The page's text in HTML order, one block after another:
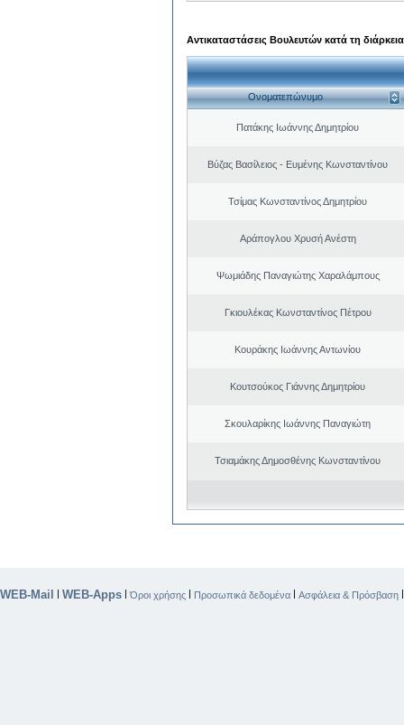
Αντικαταστάσεις Βουλευτών κατά τη
Ονοματεπώνυμο
Πατάκης Ιωάννης Δημητρίου
Βύζας Βασίλειος - Ευμένης Κωνσταντίνου
Τσίμας Κωνσταντίνος Δημητρίου
Αράπογλου Χρυσή Ανέστη
Ψωμιάδης Παναγιώτης Χαραλάμπους
Γκιουλέκας Κωνσταντίνος Πέτρου
Κουράκης Ιωάννης Αντωνίου
Κουτσούκος Γιάννης Δημητρίου
Σκουλαρίκης Ιωάννης Παναγιώτη
Τσιαμάκης Δημοσθένης Κωνσταντίνου
WEB-Mail | WEB-Apps |Όροι χρήσης | Προσωπικά δεδομένα | Ασφάλεια & Πρόσβαση